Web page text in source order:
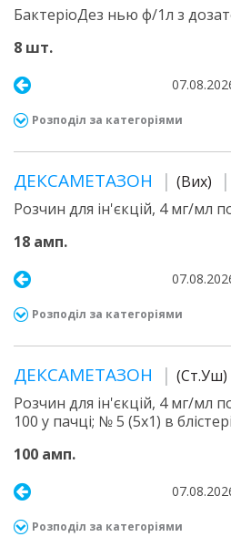
БактеріоДез нью ф/1л з
8 шт.
Розподіл за категоріями
ДЕКСАМЕТАЗОН (Вих)
Розчин для ін'єкцій, 4 мг/мл
18 амп.
Розподіл за категоріями
ДЕКСАМЕТАЗОН (Ст.Уш)
Розчин для ін'єкцій, 4 мг/мл
100 у пачці; № 5 (5х1) в
100 амп.
Розподіл за категоріями